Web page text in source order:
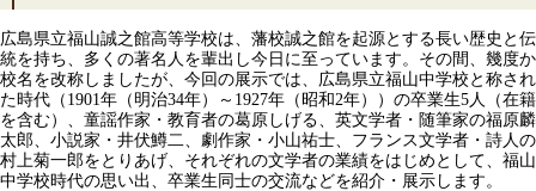
広島県立福山誠之館高等学校は、藩校誠之館を起源とする長い歴史と伝
統を持ち、多くの著名人を輩出し今日に至っています。その間、幾度か
校名を改称しましたが、今回の展示では、広島県立福山中学校と称され
た時代（1901年（明治34年）～1927年（昭和2年））の卒業生5人（在籍
を含む）、童謡作家・教育者の葛原しげる、英文学者・随筆家の福原麟
太郎、小説家・井伏鱒二、劇作家・小山祐士、フランス文学者・詩人の
村上菊一郎をとりあげ、それぞれの文学者の業績をはじめとして、福山
中学校時代の思い出、卒業生同士の交流などを紹介・展示します。